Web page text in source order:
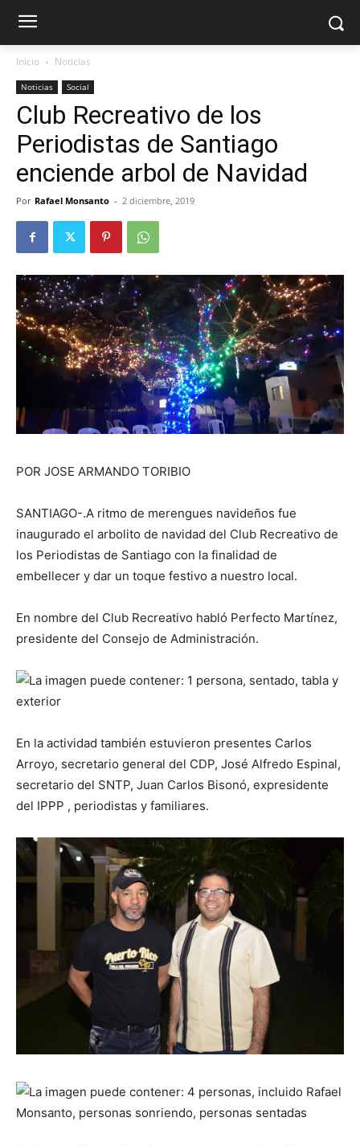
Inicio Noticias
Noticias Social
Club Recreativo de los
Periodistas de Santiago
enciende arbol de Navidad
Por Rafael Monsanto - 2 diciembre, 2019
POR JOSE ARMANDO TORIBIO
SANTIAGO-.A ritmo de merengues navideños fue
inaugurado el arbolito de navidad del Club Recreativo de
los Periodistas de Santiago con la finalidad de
embellecer y dar un toque festivo a nuestro local.
En nombre del Club Recreativo habló Perfecto Martínez,
presidente del Consejo de Administración.
En la actividad también estuvieron presentes Carlos
Arroyo, secretario general del CDP, José Alfredo Espinal,
secretario del SNTP, Juan Carlos Bisonó, expresidente
del IPPP , periodistas y familiares.